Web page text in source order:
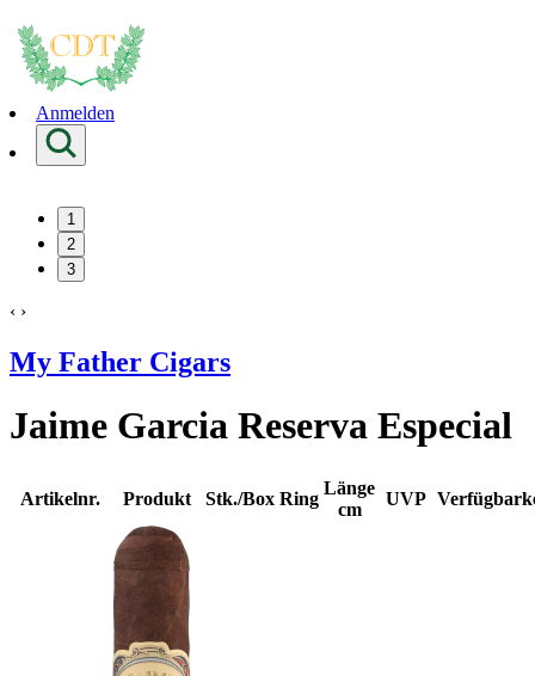
Anmelden
1
2
3
‹ ›
My Father Cigars
Jaime Garcia Reserva Especial
Artikelnr. Produkt Stk./Box Ring
Länge
cm
UVP